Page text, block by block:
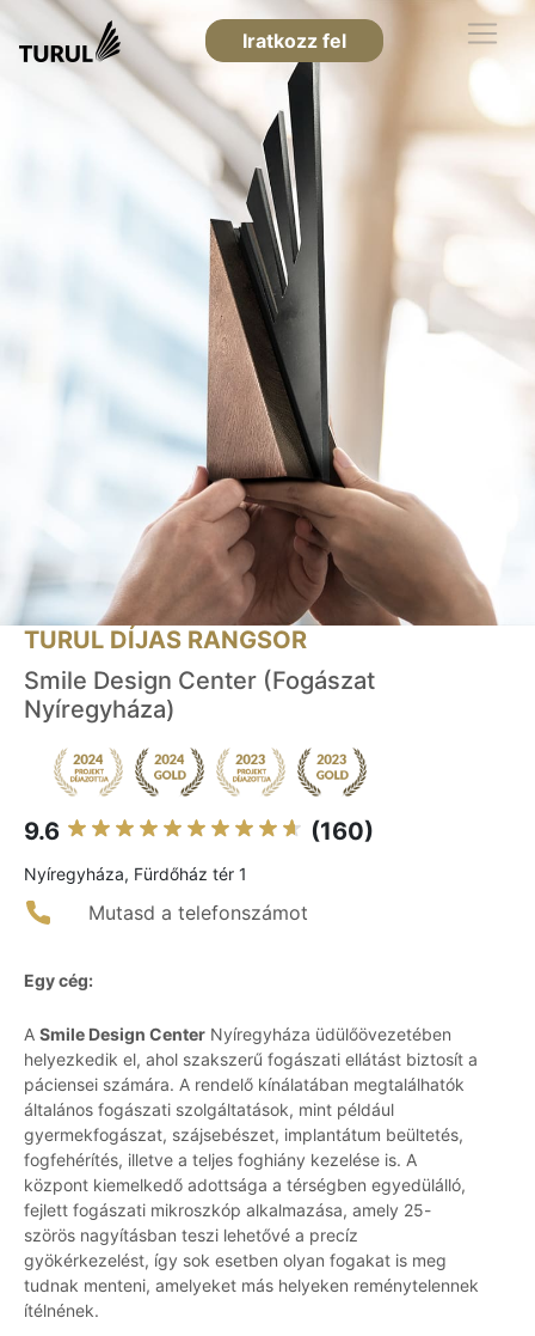
Iratkozz fel
TURUL DÍJAS RANGSOR
Smile Design Center (Fogászat
Nyíregyháza)
9.6 (160)
Nyíregyháza, Fürdőház tér 1
Mutasd a telefonszámot
Egy cég:
A Smile Design Center Nyíregyháza üdülőövezetében
helyezkedik el, ahol szakszerű fogászati ellátást biztosít a
páciensei számára. A rendelő kínálatában megtalálhatók
általános fogászati szolgáltatások, mint például
gyermekfogászat, szájsebészet, implantátum beültetés,
fogfehérítés, illetve a teljes foghiány kezelése is. A
központ kiemelkedő adottsága a térségben egyedülálló,
fejlett fogászati mikroszkóp alkalmazása, amely 25-
szörös nagyításban teszi lehetővé a precíz
gyökérkezelést, így sok esetben olyan fogakat is meg
tudnak menteni, amelyeket más helyeken reménytelennek
ítélnének.